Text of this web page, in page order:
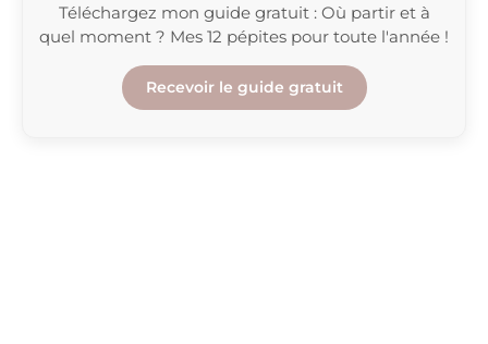
Téléchargez mon guide gratuit : Où partir et à
quel moment ? Mes 12 pépites pour toute l'année !
Recevoir le guide gratuit